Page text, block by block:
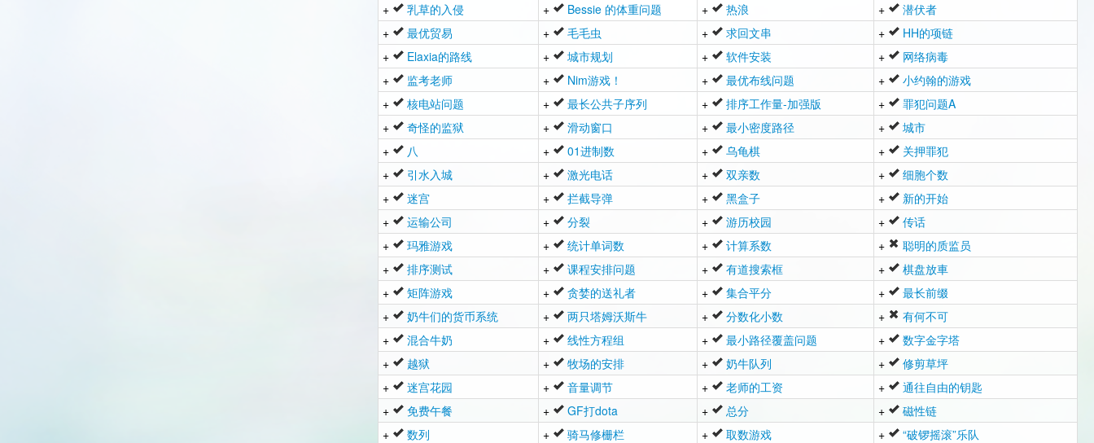
+
乳草的入侵 + Bessie 的体重问题 + 热浪 +
潜伏者
+
最优贸易 + 毛毛虫 + 求回文串 +
HH的项链
+
Elaxia的路线 + 城市规划 + 软件安装 +
网络病毒
+
监考老师 + Nim游戏！ + 最优布线问题 +
小约翰的游戏
+
核电站问题 + 最长公共子序列 + 排序工作量-加强版 +
罪犯问题A
+
奇怪的监狱 + 滑动窗口 + 最小密度路径 +
城市
+
八 + 01进制数 + 乌龟棋 +
关押罪犯
+
引水入城 + 激光电话 + 双亲数 +
细胞个数
+
迷宫 + 拦截导弹 + 黑盒子 +
新的开始
+
运输公司 + 分裂 + 游历校园 +
传话
+
玛雅游戏 + 统计单词数 + 计算系数 +
聪明的质监员
+
排序测试 + 课程安排问题 + 有道搜索框 +
棋盘放車
+
矩阵游戏 + 贪婪的送礼者 + 集合平分 +
最长前缀
+
奶牛们的货币系统 + 两只塔姆沃斯牛 + 分数化小数 +
有何不可
+
混合牛奶 + 线性方程组 + 最小路径覆盖问题 +
数字金字塔
+
越狱 + 牧场的安排 + 奶牛队列 +
修剪草坪
+
迷宫花园 + 音量调节 + 老师的工资 +
通往自由的钥匙
+
免费午餐 + GF打dota + 总分 +
磁性链
+
数列 + 骑马修栅栏 + 取数游戏 +
“破锣摇滚”乐队